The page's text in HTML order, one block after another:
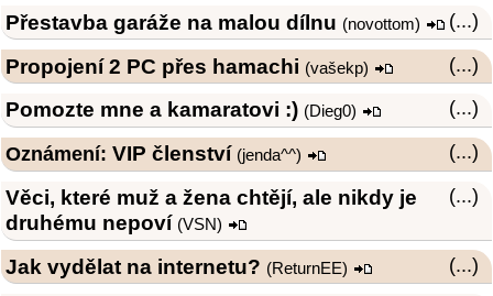
(...)
Přestavba garáže na malou dílnu (novottom)
(...)
Propojení 2 PC přes hamachi (vašekp)
(...)
Pomozte mne a kamaratovi :) (Dieg0)
(...)
Oznámení: VIP členství (jenda^^)
(...)
Věci, které muž a žena chtějí, ale nikdy je
druhému nepoví (VSN)
(...)
Jak vydělat na internetu? (ReturnEE)